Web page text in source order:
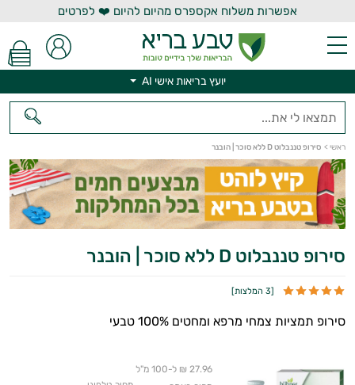
אפשרות משלוח אקספרס מהיום להיום ❤️ לפרטים
יועץ בריאות אישי AI
ראשי > סירופ טננבלוט D ללא סוכר | הובנר
סירופ טננבלוט D ללא סוכר | הובנר
[3 המלצות ]
סירופ תמציות צמחי מרפא ומחטים 100% טבעי
27.96 ₪ ל-100 מ"ל
יועץ בריאות אישי AI